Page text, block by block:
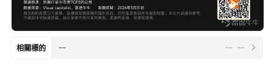
相關標的 -- -- --